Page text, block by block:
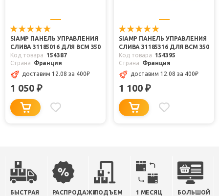
SIAMP ПАНЕЛЬ УПРАВЛЕНИЯ
СЛИВА 31185016 ДЛЯ BCM 350
Код товара
154387
Страна
Франция
доставим 12.08 за 400₽
1 050 ₽
SIAMP ПАНЕЛЬ УПРАВЛЕНИЯ
СЛИВА 31185316 ДЛЯ BCM 350
Код товара
154395
Страна
Франция
доставим 12.08 за 400₽
1 100 ₽
БЫСТРАЯ
РАСПРОДАЖИПОДЪЕМ
1 МЕСЯЦ
БОЛЬШОЙ